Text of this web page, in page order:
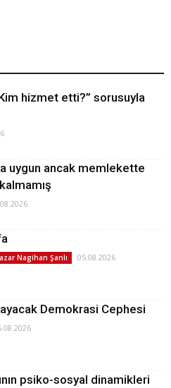
hizmet etti?” sorusuyla
uygun ancak memlekette
Nagihan Şanlı 05.08.2026
Demokrasi Cephesi
psiko-sosyal dinamikleri